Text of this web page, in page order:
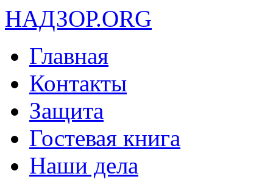
НАДЗОР.ORG
Главная
Контакты
Защита
Гостевая книга
Наши дела